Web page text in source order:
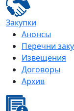
Закупки
Анонсы
Перечни
Извещения
Договоры
Архив